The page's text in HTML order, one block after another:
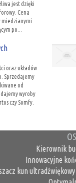
jest dzięki
Cena
miedzianymi
po...
oraz układów
Sprzedajemy
od
wyroby
czy Somfy.
Kierownik
Innowacyjne
kun